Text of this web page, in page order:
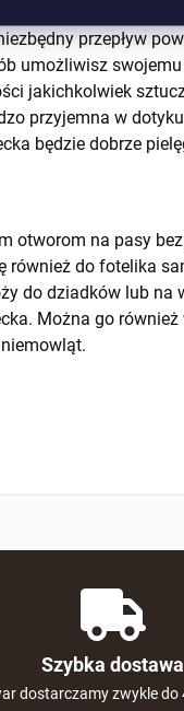
cały rok. Zimą
przepływ
umożliwisz
jakichkolwiek
przyjemna w
będzie dobrze
otworom na pasy
również do fotelika
do dziadków lub na
Można go
Szybka dostawa
dostarczamy zwykle do